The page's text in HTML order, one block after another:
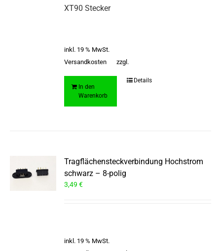
XT90 Stecker
inkl. 19 % MwSt.
zzgl.
Versandkosten
In den
Warenkorb
Details
Tragflächensteckverbindung Hochstrom
schwarz – 8-polig
3,49€
inkl. 19 % MwSt.